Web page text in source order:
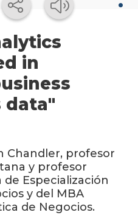
in
data"
Chandler, profesor
y profesor
Especialización
y del MBA
de Negocios.